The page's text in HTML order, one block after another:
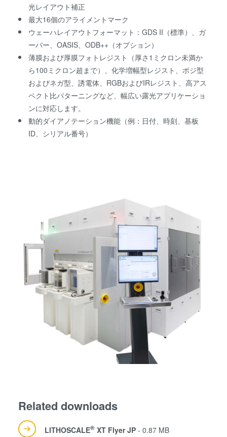
光レイアウト補正
最大16個のアライメントマーク
ウェーハレイアウトフォーマット：GDS II（標準）、ガ
ーバー、OASIS、ODB++（オプション）
薄膜および厚膜フォトレジスト（厚さ1ミクロン未満か
ら100ミクロン超まで）、化学増幅型レジスト、ポジ型
およびネガ型、誘電体、RGBおよびIRレジスト、高アス
ペクト比パターニングなど、幅広い露光アプリケーショ
ンに対応します。
動的ダイアノテーション機能（例：日付、時刻、基板
ID、シリアル番号）
Related downloads
LITHOSCALE® XT Flyer JP - 0.87 MB